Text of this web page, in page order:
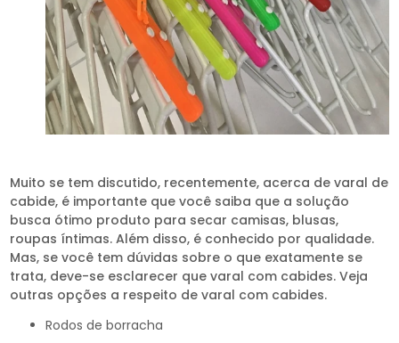
Muito se tem discutido, recentemente, acerca de varal de
cabide, é importante que você saiba que a solução
busca ótimo produto para secar camisas, blusas,
roupas íntimas. Além disso, é conhecido por qualidade.
Mas, se você tem dúvidas sobre o que exatamente se
trata, deve-se esclarecer que varal com cabides. Veja
outras opções a respeito de varal com cabides.
rodos de borracha